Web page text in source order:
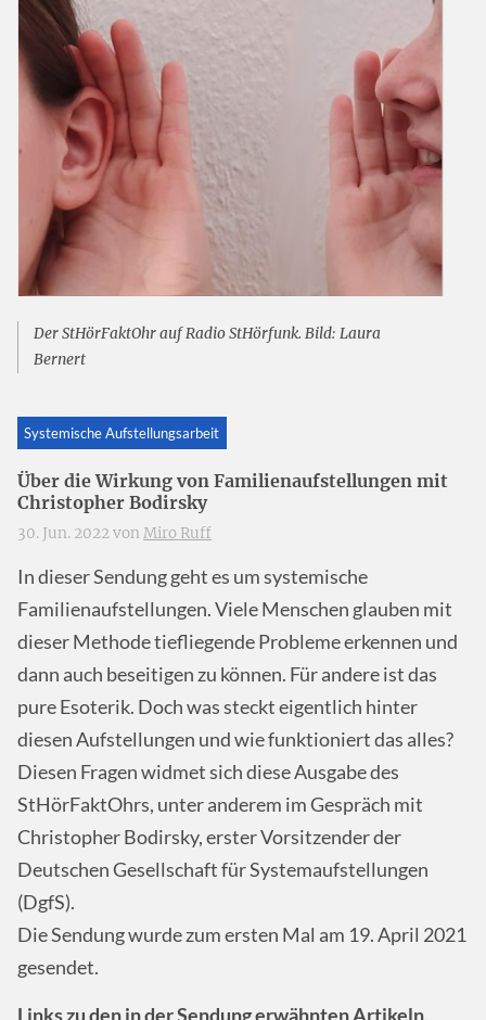
Der StHörFaktOhr auf Radio StHörfunk. Bild: Laura
Bernert
Systemische Aufstellungsarbeit
Über die Wirkung von Familienaufstellungen mit
Christopher Bodirsky
30. Jun. 2022 von Miro Ruff
In dieser Sendung geht es um systemische
Familienaufstellungen. Viele Menschen glauben mit
dieser Methode tiefliegende Probleme erkennen und
dann auch beseitigen zu können. Für andere ist das
pure Esoterik. Doch was steckt eigentlich hinter
diesen Aufstellungen und wie funktioniert das alles?
Diesen Fragen widmet sich diese Ausgabe des
StHörFaktOhrs, unter anderem im Gespräch mit
Christopher Bodirsky, erster Vorsitzender der
Deutschen Gesellschaft für Systemaufstellungen
(DgfS).
Die Sendung wurde zum ersten Mal am 19. April 2021
gesendet.
Links zu den in der Sendung erwähnten Artikeln,